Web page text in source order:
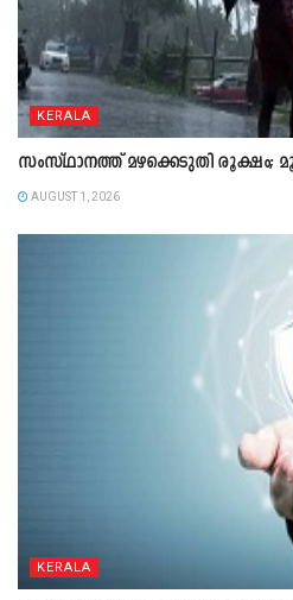
KERALA
സംസ്ഥാനത്ത് മഴക്കെടുതി രൂക്ഷം;
AUGUST 1, 2026
KERALA